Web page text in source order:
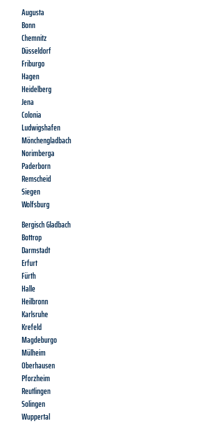
Augusta
Bonn
Chemnitz
Düsseldorf
Friburgo
Hagen
Heidelberg
Jena
Colonia
Ludwigshafen
Mönchengladbach
Norimberga
Paderborn
Remscheid
Siegen
Wolfsburg
Bergisch Gladbach
Bottrop
Darmstadt
Erfurt
Fürth
Halle
Heilbronn
Karlsruhe
Krefeld
Magdeburgo
Mülheim
Oberhausen
Pforzheim
Reutlingen
Solingen
Wuppertal